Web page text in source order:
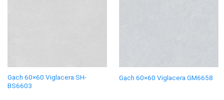
Gạch 60×60 Viglacera SH-
BS6603
Gạch 60×60 Viglacera GM6658